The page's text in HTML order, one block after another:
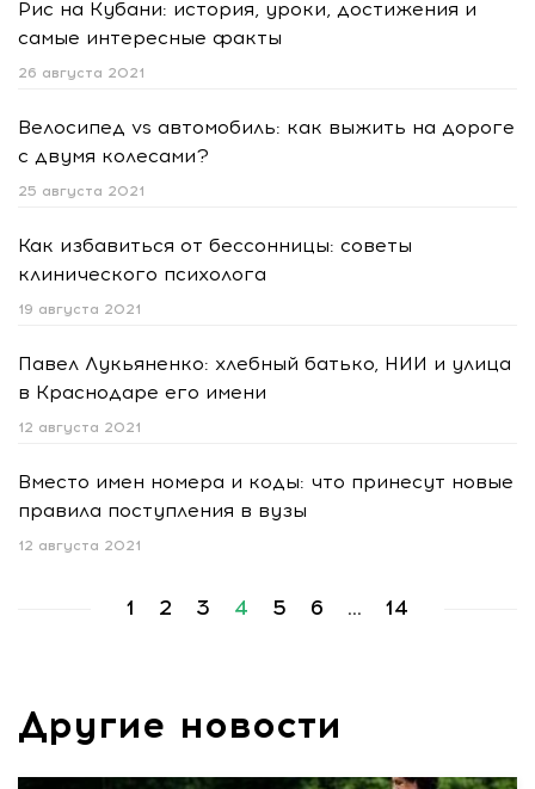
Рис на Кубани: история, уроки, достижения и
самые интересные факты
26 августа 2021
Велосипед vs автомобиль: как выжить на дороге
с двумя колесами?
25 августа 2021
Как избавиться от бессонницы: советы
клинического психолога
19 августа 2021
Павел Лукьяненко: хлебный батько, НИИ и улица
в Краснодаре его имени
12 августа 2021
Вместо имен номера и коды: что принесут новые
правила поступления в вузы
12 августа 2021
1 2 3 4 5 6 ... 14
Другие новости